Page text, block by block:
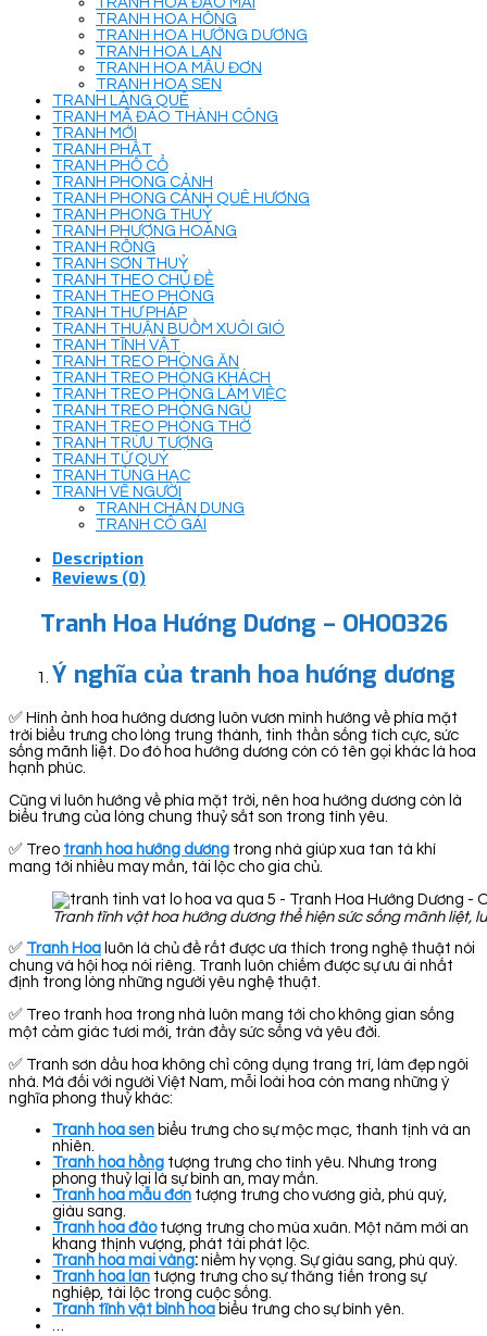
TRANH HOA HỒNG
TRANH HOA HƯỚNG DƯƠNG
TRANH HOA LAN
TRANH HOA MẪU ĐƠN
TRANH HOA SEN
TRANH LÀNG QUÊ
TRANH MÃ ĐÁO THÀNH CÔNG
TRANH MỚI
TRANH PHẬT
TRANH PHỐ CỔ
TRANH PHONG CẢNH
TRANH PHONG CẢNH QUÊ HƯƠNG
TRANH PHONG THUỶ
TRANH PHƯỢNG HOÀNG
TRANH RỒNG
TRANH SƠN THUỶ
TRANH THEO CHỦ ĐỀ
TRANH THEO PHÒNG
TRANH THƯ PHÁP
TRANH THUẬN BUỒM XUÔI GIÓ
TRANH TĨNH VẬT
TRANH TREO PHÒNG ĂN
TRANH TREO PHÒNG KHÁCH
TRANH TREO PHÒNG LÀM VIỆC
TRANH TREO PHÒNG NGỦ
TRANH TREO PHÒNG THỜ
TRANH TRỪU TƯỢNG
TRANH TỨ QUÝ
TRANH TÙNG HẠC
TRANH VẼ NGƯỜI
TRANH CHÂN DUNG
TRANH CÔ GÁI
Description
Reviews (0)
Tranh Hoa Hướng Dương – OHO0326
Ý nghĩa của tranh hoa hướng dương
✅ Hình ảnh hoa hướng dương luôn vươn mình hướng về phía mặt
trời biểu trưng cho lòng trung thành, tinh thần sống tích cực, sức
sống mãnh liệt. Do đó hoa hướng dương còn có tên gọi khác là hoa
hạnh phúc.
Cũng vì luôn hướng về phía mặt trời, nên hoa hướng dương còn là
biểu trưng của lòng chung thuỷ sắt son trong tình yêu.
✅ Treo tranh hoa hướng dương trong nhà giúp xua tan tà khí
mang tới nhiều may mắn, tài lộc cho gia chủ.
Tranh tĩnh vật hoa hướng dương thể hiện sức sống mãnh liệt,
✅ Tranh Hoa luôn là chủ đề rất được ưa thích trong nghệ thuật nói
chung và hội hoạ nói riêng. Tranh luôn chiếm được sự ưu ái nhất
định trong lòng những người yêu nghệ thuật.
✅ Treo tranh hoa trong nhà luôn mang tới cho không gian sống
một cảm giác tươi mới, tràn đầy sức sống và yêu đời.
✅ Tranh sơn dầu hoa không chỉ công dụng trang trí, làm đẹp ngôi
nhà. Mà đối với người Việt Nam, mỗi loài hoa còn mang những ý
nghĩa phong thuỷ khác:
Tranh hoa sen biểu trưng cho sự mộc mạc, thanh tịnh và an
nhiên.
Tranh hoa hồng tượng trưng cho tình yêu. Nhưng trong
phong thuỷ lại là sự bình an, may mắn.
Tranh hoa mẫu đơn tượng trưng cho vương giả, phú quý,
giàu sang.
Tranh hoa đàotượng trưng cho mùa xuân. Một năm mới an
khang thịnh vượng, phát tài phát lộc.
Tranh hoa mai vàng: niềm hy vọng. Sự giàu sang, phú quý.
Tranh hoa lan tượng trưng cho sự thăng tiến trong sự
nghiệp, tài lộc trong cuộc sống.
Tranh tĩnh vật bình hoa biểu trưng cho sự bình yên.
…